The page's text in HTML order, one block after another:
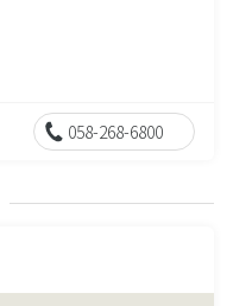
058-268-6800